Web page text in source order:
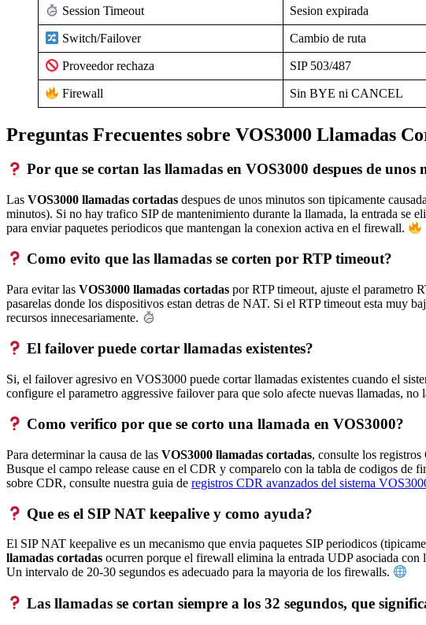
Session Timeout Sesion expirada
Switch/Failover Cambio de ruta
Proveedor rechaza SIP 503/487
Firewall Sin BYE ni CANCEL
Preguntas Frecuentes sobre VOS3000 Llamadas
Por que se cortan las llamadas en VOS3000 despues de unos
Las VOS3000 llamadas cortadas despues de unos minutos son tipicamente
minutos). Si no hay trafico SIP de mantenimiento durante la llamada, la entrada se
para enviar paquetes periodicos que mantengan la conexion activa en el firewall.
Como evito que las llamadas se corten por RTP timeout?
Para evitar las VOS3000 llamadas cortadas por RTP timeout, ajuste el parametro
pasarelas donde los dispositivos estan detras de NAT. Si el RTP timeout esta muy
recursos innecesariamente.
El failover puede cortar llamadas existentes?
Si, el failover agresivo en VOS3000 puede cortar llamadas existentes cuando el
configure el parametro aggressive failover para que solo afecte nuevas llamadas,
Como verifico por que se corto una llamada en VOS3000?
Para determinar la causa de las VOS3000 llamadas cortadas, consulte los
Busque el campo release cause en el CDR y comparelo con la tabla de codigos de
sobre CDR, consulte nuestra guia de registros CDR avanzados del sistema
Que es el SIP NAT keepalive y como ayuda?
El SIP NAT keepalive es un mecanismo que envia paquetes SIP periodicos
llamadas cortadas ocurren porque el firewall elimina la entrada UDP asociada
Un intervalo de 20-30 segundos es adecuado para la mayoria de los firewalls.
Las llamadas se cortan siempre a los 32 segundos, que